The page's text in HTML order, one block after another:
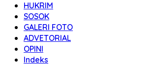
HUKRIM
SOSOK
GALERI FOTO
ADVETORIAL
OPINI
Indeks